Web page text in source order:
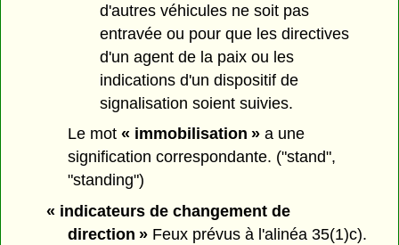
d'autres véhicules ne soit pas
entravée ou pour que les directives
d'un agent de la paix ou les
indications d'un dispositif de
signalisation soient suivies.
Le mot« immobilisation » a une
signification correspondante. ("stand",
"standing")
« indicateurs de changement de
direction » Feux prévus à l'alinéa 35(1)c).